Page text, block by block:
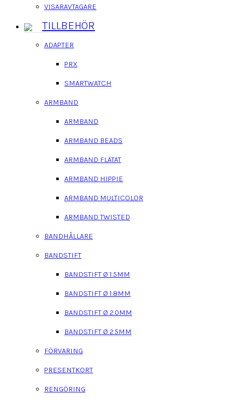
VISARAVTAGARE
TILLBEHÖR
ADAPTER
PRX
SMARTWATCH
ARMBAND
ARMBAND
ARMBAND BEADS
ARMBAND FLÄTAT
ARMBAND HIPPIE
ARMBAND MULTICOLOR
ARMBAND TWISTED
BANDHÅLLARE
BANDSTIFT
BANDSTIFT Ø 1.5MM
BANDSTIFT Ø 1.8MM
BANDSTIFT Ø 2.0MM
BANDSTIFT Ø 2.5MM
FÖRVARING
PRESENTKORT
RENGÖRING